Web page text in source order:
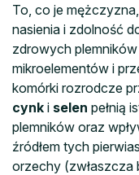
To, co je
nasienia i zdolność
zdrowych
mikroelementów i
komórki rozrodcze
cynk i selen pełnią
plemników oraz
źródłem tych
orzechy (zwłaszcza